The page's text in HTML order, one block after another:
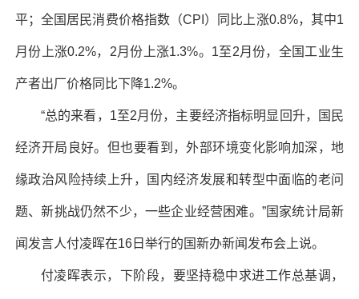
平；全国居民消费价格指数（CPI）同比上涨0.8%，其中1
月份上涨0.2%，2月份上涨1.3%。1至2月份，全国工业生
产者出厂价格同比下降1.2%。
“总的来看，1至2月份，主要经济指标明显回升，国民
经济开局良好。但也要看到，外部环境变化影响加深，地
缘政治风险持续上升，国内经济发展和转型中面临的老问
题、新挑战仍然不少，一些企业经营困难。”国家统计局新
闻发言人付凌晖在16日举行的国新办新闻发布会上说。
付凌晖表示，下阶段，要坚持稳中求进工作总基调，